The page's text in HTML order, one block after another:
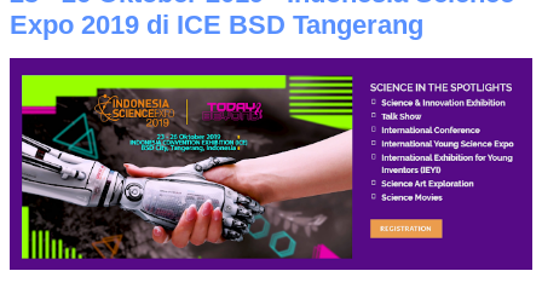
Expo 2019 di ICE BSD Tangerang